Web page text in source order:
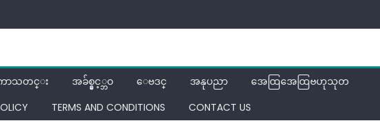
ကာသတင္း အခ်စ္နွင့္ဘဝ ေဗဒင္ အနုပညာ
အေထြအေထြဗဟုသုတ
TERMS AND CONDITIONS CONTACT US